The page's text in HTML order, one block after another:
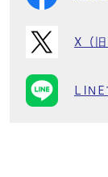
X（
LINE